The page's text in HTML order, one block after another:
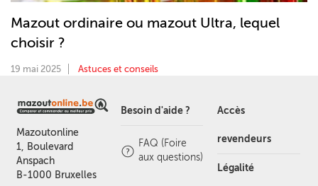
Mazout ordinaire ou mazout Ultra, lequel
choisir ?
19 mai 2025 Astuces et conseils
Mazoutonline
1, Boulevard
Anspach
B-1000 Bruxelles
Besoin d'aide ?
FAQ (Foire
aux questions)
Accès
revendeurs
Légalité